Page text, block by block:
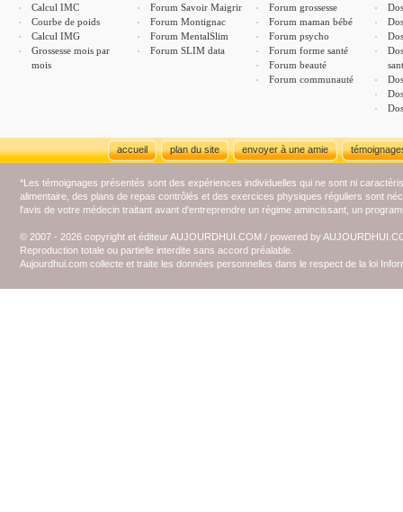
Calcul IMC
Courbe de poids
Calcul IMG
Grossesse mois par
mois
Forum Savoir Maigrir
Forum Montignac
Forum MentalSlim
Forum SLIM data
Forum grossesse
Forum maman bébé
Forum psycho
Forum forme santé
Forum beauté
Forum communauté
accueil plan du site envoyer à une amie
*Les témoignages présentés sont des expériences individuelles qui ne sont ni
alimentaire, des plans de repas contrôlés et des exercices physiques réguliers sont
l'avis de votre médecin traitant avant d'entreprendre un régime amincissant, un
© 2007 - 2026 copyright et éditeur AUJOURDHUI.COM / powered by
Reproduction totale ou partielle interdite sans accord préalable.
Aujourdhui.com collecte et traite les données personnelles dans le respect de la loi